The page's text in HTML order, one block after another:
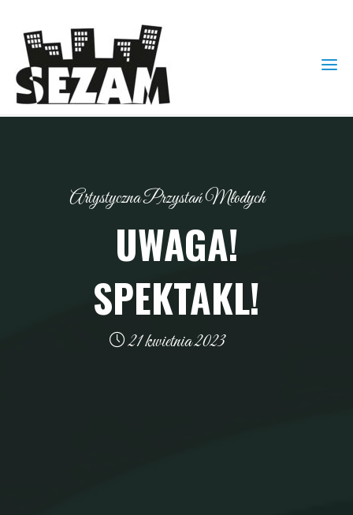
Artystyczna Przystań Młodych
UWAGA!
SPEKTAKL!
21 kwietnia 2023